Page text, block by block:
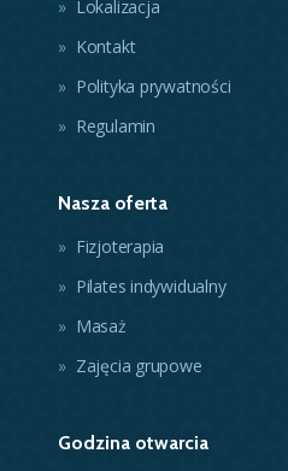
Lokalizacja
Kontakt
Polityka prywatności
Regulamin
Nasza oferta
Fizjoterapia
Pilates indywidualny
Masaż
Zajęcia grupowe
Godzina otwarcia